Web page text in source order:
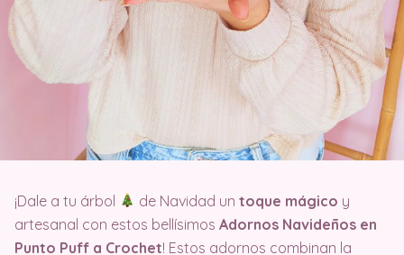
¡Dale a tu árbol de Navidad untoque mágico y
artesanal con estos bellísimos Adornos Navideños en
Punto Puff a Crochet! Estos adornos combinan la